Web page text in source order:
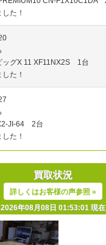
買取状況
詳しくはお客様の声参照 »
2026年08月08日 01:53:01 現在